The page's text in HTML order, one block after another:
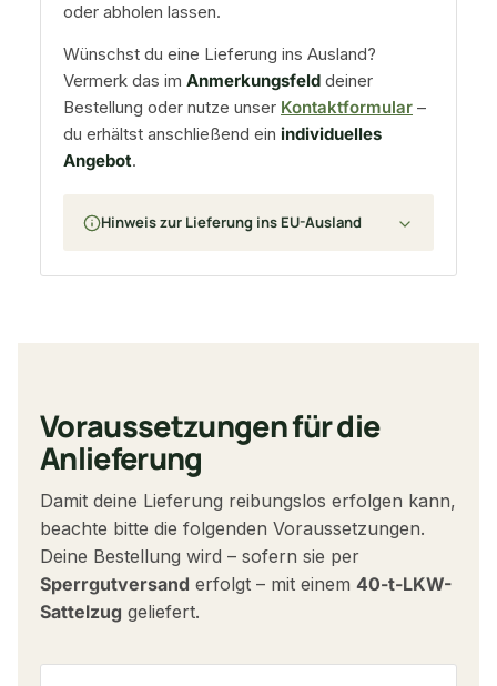
oder abholen lassen.
Wünschst du eine Lieferung ins Ausland?
Vermerk das im Anmerkungsfeld deiner
Bestellung oder nutze unser Kontaktformular –
du erhältst anschließend ein individuelles
Angebot.
Hinweis zur Lieferung ins EU-Ausland
Voraussetzungen für die
Anlieferung
Damit deine Lieferung reibungslos erfolgen kann,
beachte bitte die folgenden Voraussetzungen.
Deine Bestellung wird – sofern sie per
Sperrgutversand erfolgt – mit einem 40-t-LKW-
Sattelzug geliefert.